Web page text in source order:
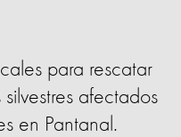
para rescatar
afectados
en Pantanal.